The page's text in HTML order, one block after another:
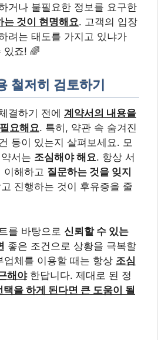
거나 불필요한 정보를 요구한
는 것이 현명해요. 고객의 입장
려는 태도를 가지고 있냐가
있죠! 🌈
철저히 검토하기
결하기 전에 계약서의 내용을
요해요. 특히, 약관 속 숨겨진
등이 있는지 살펴보세요. 모
서는 조심해야 해요. 항상 서
이해하고 질문하는 것을 잊지
진행하는 것이 후유증을 줄
를 바탕으로 신뢰할 수 있는
좋은 조건으로 상황을 극복할
업체를 이용할 때는 항상 조심
해야한답니다. 제대로 된 정
택을 하게 된다면 큰 도움이 될